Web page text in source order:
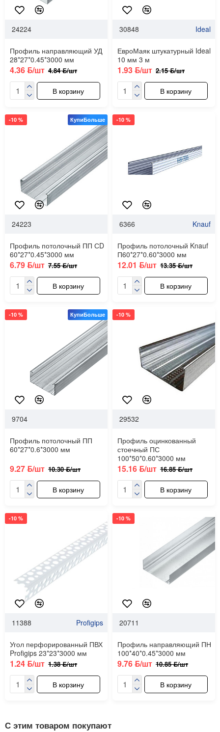
24224
Профиль направляющий УД
28*27*0.45*3000 мм
4.36 ƃ/шт 4.84 ƃ/шт
В корзину
30848 Ideal
ЕвроМаяк штукатурный Ideal
10 мм 3 м
1.93 ƃ/шт 2.15 ƃ/шт
В корзину
КупиБольше
-10 %
24223
Профиль потолочный ПП СD
60*27*0.45*3000 мм
6.79 ƃ/шт 7.55 ƃ/шт
В корзину
-10 %
6366 Knauf
Профиль потолочный Knauf
П60*27*0.60*3000 мм
12.01 ƃ/шт 13.35 ƃ/шт
В корзину
КупиБольше
-10 %
9704
Профиль потолочный ПП
60*27*0.6*3000 мм
9.27 ƃ/шт 10.30 ƃ/шт
В корзину
-10 %
29532
Профиль оцинкованный
стоечный ПС
100*50*0.60*3000 мм
15.16 ƃ/шт 16.85 ƃ/шт
В корзину
-10 %
11388 Profigips
Угол перфорированный ПВХ
Profigips 23*23*3000 мм
1.24 ƃ/шт 1.38 ƃ/шт
В корзину
-10 %
20711
Профиль направляющий ПН
100*40*0.45*3000 мм
9.76 ƃ/шт 10.85 ƃ/шт
В корзину
С этим товаром покупают